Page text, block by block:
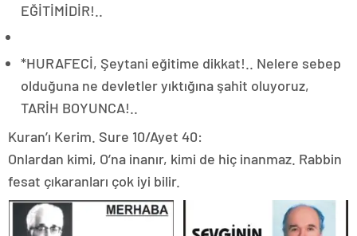
EĞİTİMİDİR!..
*HURAFECİ, Şeytani eğitime dikkat!.. Nelere sebep
olduğuna ne devletler yıktığına şahit oluyoruz,
TARİH BOYUNCA!..
Kuran’ı Kerim. Sure 10/Ayet 40:
Onlardan kimi, O’na inanır, kimi de hiç inanmaz. Rabbin
fesat çıkaranları çok iyi bilir.